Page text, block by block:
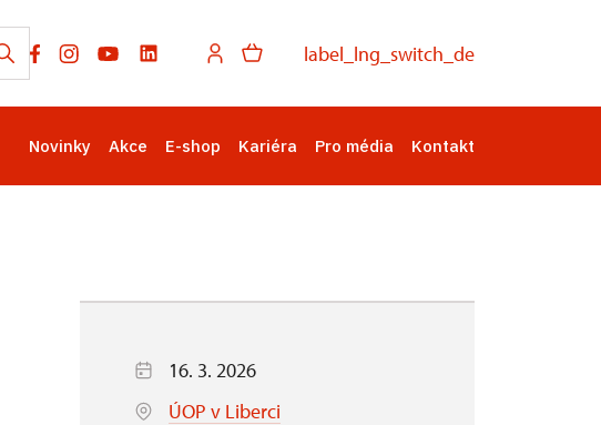
label_lng_switch_de
Novinky Akce E-shop Kariéra Pro média Kontakt
16. 3. 2026
ÚOP v Liberci